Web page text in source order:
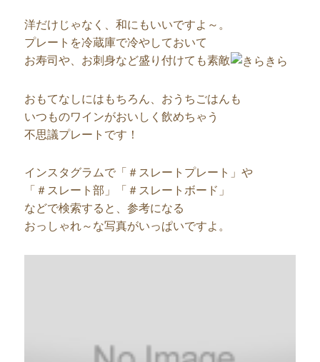
洋だけじゃなく、和にもいいですよ～。
プレートを冷蔵庫で冷やしておいて
お寿司や、お刺身など盛り付けても素敵
おもてなしにはもちろん、おうちごはんも
いつものワインがおいしく飲めちゃう
不思議プレートです！
インスタグラムで「＃スレートプレート」や
「＃スレート部」「＃スレートボード」
などで検索すると、参考になる
おっしゃれ～な写真がいっぱいですよ。